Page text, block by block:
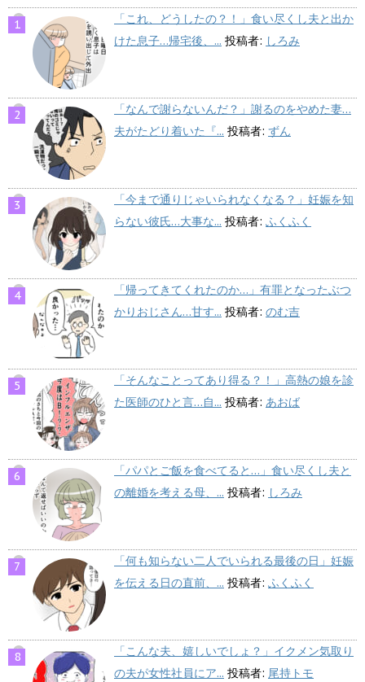
「これ、どうしたの？！」食い尽くし夫と出か
けた息子…帰宅後、... 投稿者: しろみ
「なんで謝らないんだ？」謝るのをやめた妻…
夫がたどり着いた『... 投稿者: ずん
「今まで通りじゃいられなくなる？」妊娠を知
らない彼氏…大事な... 投稿者: ふくふく
「帰ってきてくれたのか…」有罪となったぶつ
かりおじさん…甘す... 投稿者: のむ吉
「そんなことってあり得る？！」高熱の娘を診
た医師のひと言…自... 投稿者: あおば
「パパとご飯を食べてると…」食い尽くし夫と
の離婚を考える母、... 投稿者: しろみ
「何も知らない二人でいられる最後の日」妊娠
を伝える日の直前、... 投稿者: ふくふく
「こんな夫、嬉しいでしょ？」イクメン気取り
の夫が女性社員にア... 投稿者: 尾持トモ